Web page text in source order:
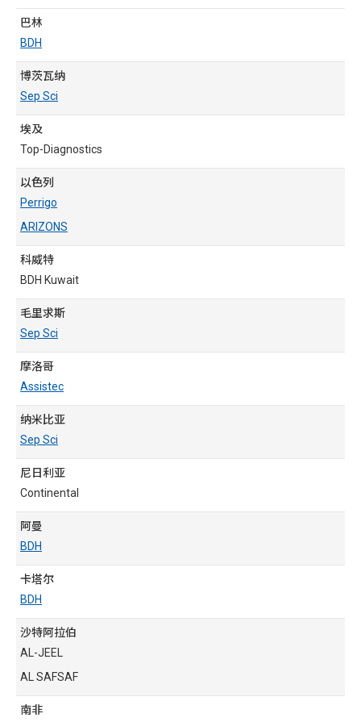
巴林
BDH
博茨瓦纳
Sep Sci
埃及
Top-Diagnostics
以色列
Perrigo
ARIZONS
科威特
BDH Kuwait
毛里求斯
Sep Sci
摩洛哥
Assistec
纳米比亚
Sep Sci
尼日利亚
Continental
阿曼
BDH
卡塔尔
BDH
沙特阿拉伯
AL-JEEL
AL SAFSAF
南非